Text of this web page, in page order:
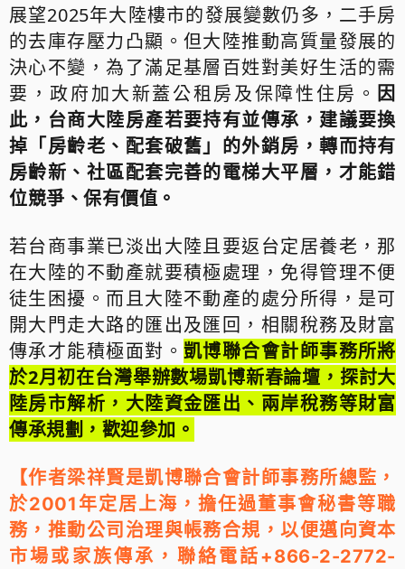
展望2025年大陸樓市的發展變數仍多，二手房
的去庫存壓力凸顯。但大陸推動高質量發展的
決心不變，為了滿足基層百姓對美好生活的需
要，政府加大新蓋公租房及保障性住房。 因
此，台商大陸房產若要持有並傳承，建議要換
掉「房齡老、配套破舊」的外銷房，轉而持有
房齡新、社區配套完善的電梯大平層，才能錯
位競爭、保有價值。
若台商事業已淡出大陸且要返台定居養老，那
在大陸的不動產就要積極處理，免得管理不便
徒生困擾。而且大陸不動產的處分所得，是可
開大門走大路的匯出及匯回，相關稅務及財富
傳承才能積極面對。凱博聯合會計師事務所將
於2月初在台灣舉辦數場凱博新春論壇，探討大
陸房市解析，大陸資金匯出、兩岸稅務等財富
傳承規劃，歡迎參加。
【作者梁祥賢是凱博聯合會計師事務所總監，
於2001年定居上海，擔任過董事會秘書等職
務，推動公司治理與帳務合規，以便邁向資本
市場或家族傳承 ，聯絡電話+866-2-2772-